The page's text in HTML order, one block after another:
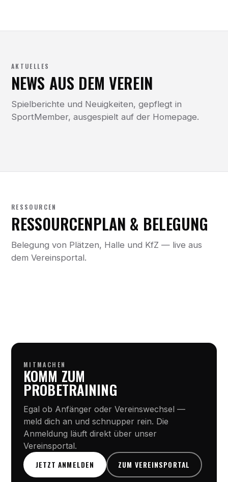
AKTUELLES
NEWS AUS DEM VEREIN
Spielberichte und Neuigkeiten, gepflegt in
SportMember, ausgespielt auf der Homepage.
RESSOURCEN
RESSOURCENPLAN & BELEGUNG
Belegung von Plätzen, Halle und KfZ — live aus
dem Vereinsportal.
MITMACHEN
KOMM ZUM
PROBETRAINING
Egal ob Anfänger oder Vereinswechsel —
meld dich an und schnupper rein. Die
Anmeldung läuft direkt über unser
Vereinsportal.
JETZT ANMELDEN
ZUM VEREINSPORTAL